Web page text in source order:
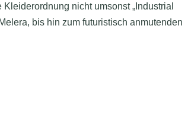
nicht umsonst „Industrial
bis hin zum futuristisch anmutenden